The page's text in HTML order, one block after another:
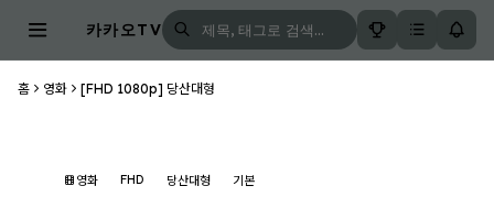
카카오TV
홈 영화 [FHD 1080p] 당산대형
영화 FHD 당산대형 기본